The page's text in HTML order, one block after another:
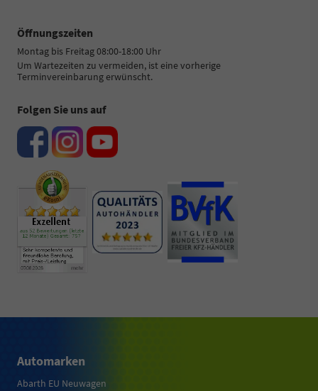
Öffnungszeiten
Montag bis Freitag 08:00-18:00 Uhr
Um Wartezeiten zu vermeiden, ist eine vorherige
Terminvereinbarung erwünscht.
Folgen Sie uns auf
Automarken
Abarth EU Neuwagen